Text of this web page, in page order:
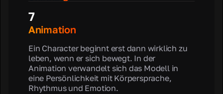
7
Animation
Ein Character beginnt erst dann wirklich zu
leben, wenn er sich bewegt. In der
Animation verwandelt sich das Modell in
eine Persönlichkeit mit Körpersprache,
Rhythmus und Emotion.